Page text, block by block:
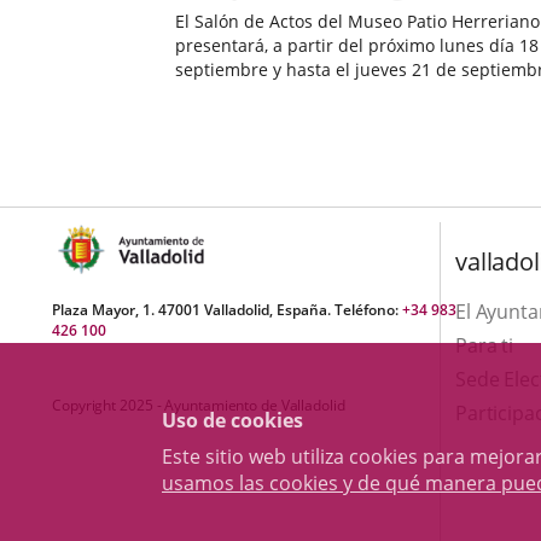
Uso de cookies
Este sitio web utiliza cookies para
usamos las cookies y de qué manera
El Salón de Actos del Museo Patio Herreriano
presentará, a partir del próximo lunes día
septiembre y hasta el jueves 21 de
Plaza Mayor, 1. 47001 Valladolid, España. Teléfono:+34 983
426 100
Copyright 2025 - Ayuntamiento de Valladolid
El
Para ti